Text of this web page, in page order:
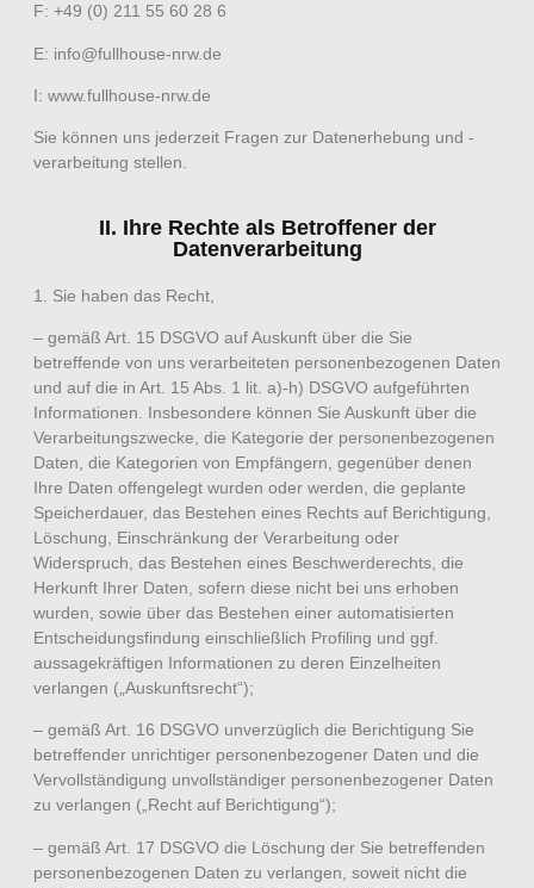
F: +49 (0) 211 55 60 28 6
E: info@fullhouse-nrw.de
I: www.fullhouse-nrw.de
Sie können uns jederzeit Fragen zur Datenerhebung und -
verarbeitung stellen.
II. Ihre Rechte als Betroffener der
Datenverarbeitung
1. Sie haben das Recht,
– gemäß Art. 15 DSGVO auf Auskunft über die Sie
betreffende von uns verarbeiteten personenbezogenen Daten
und auf die in Art. 15 Abs. 1 lit. a)-h) DSGVO aufgeführten
Informationen. Insbesondere können Sie Auskunft über die
Verarbeitungszwecke, die Kategorie der personenbezogenen
Daten, die Kategorien von Empfängern, gegenüber denen
Ihre Daten offengelegt wurden oder werden, die geplante
Speicherdauer, das Bestehen eines Rechts auf Berichtigung,
Löschung, Einschränkung der Verarbeitung oder
Widerspruch, das Bestehen eines Beschwerderechts, die
Herkunft Ihrer Daten, sofern diese nicht bei uns erhoben
wurden, sowie über das Bestehen einer automatisierten
Entscheidungsfindung einschließlich Profiling und ggf.
aussagekräftigen Informationen zu deren Einzelheiten
verlangen („Auskunftsrecht“);
– gemäß Art. 16 DSGVO unverzüglich die Berichtigung Sie
betreffender unrichtiger personenbezogener Daten und die
Vervollständigung unvollständiger personenbezogener Daten
zu verlangen („Recht auf Berichtigung“);
– gemäß Art. 17 DSGVO die Löschung der Sie betreffenden
personenbezogenen Daten zu verlangen, soweit nicht die